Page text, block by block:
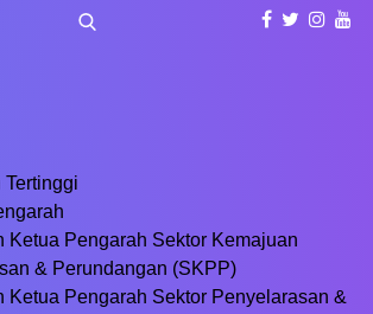
Tertinggi
Ketua Pengarah Sektor Kemajuan
& Perundangan (SKPP)
Ketua Pengarah Sektor Penyelarasan &